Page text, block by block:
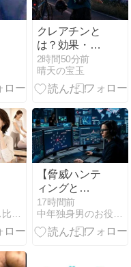
クレアチンと
は？効果・副
作用・飲み
方・選び方ま
でオレが全部
ガイド
2時間50分前
晴天の宝玉
横浜ピラティス比較ナビ
【脅威ハンテ
ィングと
は？】サイバ
ー攻撃に先回
りする防御
17時間前
中年独身男のお役立ち情報局